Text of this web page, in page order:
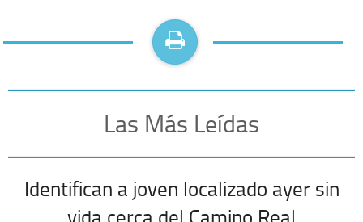
Las Más Leídas
Identifican a joven localizado ayer sin